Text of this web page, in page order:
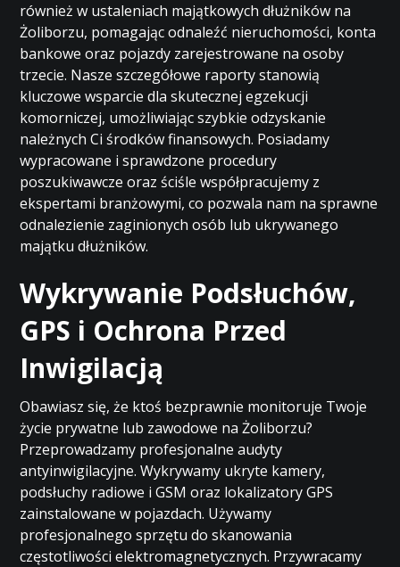
również w ustaleniach majątkowych dłużników na
Żoliborzu, pomagając odnaleźć nieruchomości, konta
bankowe oraz pojazdy zarejestrowane na osoby
trzecie. Nasze szczegółowe raporty stanowią
kluczowe wsparcie dla skutecznej egzekucji
komorniczej, umożliwiając szybkie odzyskanie
należnych Ci środków finansowych. Posiadamy
wypracowane i sprawdzone procedury
poszukiwawcze oraz ściśle współpracujemy z
ekspertami branżowymi, co pozwala nam na sprawne
odnalezienie zaginionych osób lub ukrywanego
majątku dłużników.
Wykrywanie Podsłuchów,
GPS i Ochrona Przed
Inwigilacją
Obawiasz się, że ktoś bezprawnie monitoruje Twoje
życie prywatne lub zawodowe na Żoliborzu?
Przeprowadzamy profesjonalne audyty
antyinwigilacyjne. Wykrywamy ukryte kamery,
podsłuchy radiowe i GSM oraz lokalizatory GPS
zainstalowane w pojazdach. Używamy
profesjonalnego sprzętu do skanowania
częstotliwości elektromagnetycznych. Przywracamy